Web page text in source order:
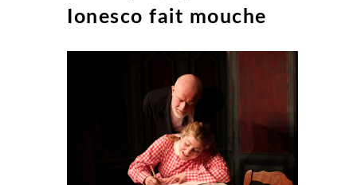
Ionesco fait mouche